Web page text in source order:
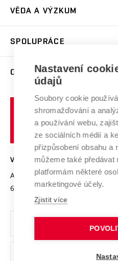
Sport na VUT
Dny otevřených dveří
Celoživotní vzdělávání
E-přihláška
Harmonogram akademického
Závěrečné práce
Doktorské studium
Zpracování osobních údajů
Sociální bezpečí
Studium bez bariér
Podpora podnikání
VĚDA A VÝZKUM
Mezinárodní vědecká rada
Systém zajišťování kvality
Výzkumné infrastruktury
Transfer znalostí
Open Science
Projekty
Projekty ze strukturálních
Specifický výzkum
SPOLUPRÁCE
Firemní spolupráce
Zahraniční spolupráce
Spolupráce se školami
Mezinárodní dohody
Univerzitní sítě
O UNIVERZITĚ
Profil univerzity
Udržitelná univerzita
Podnikavá univerzita /
Bezpečná univerzita
Vyznamenání
Organizační struktura
Ochrana osobních údajů
VYSOKÉ UČENÍ TECHNICKÉ V
Antonínská 548/1
602 00 Brno
Nastavení
údajů
Soubory cookie
shromažďování a
a používání webu,
ze sociálních médií a
přizpůsobení obsahu a
můžeme také předávat
platformám některé
marketingové účely.
Zjistit více